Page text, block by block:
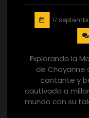
17
Explorando la
de Chayanne
cantante y
cautivado a
mundo con su